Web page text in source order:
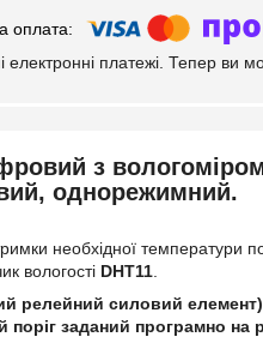
електронні платежі. Тепер ви
з
однорежимний.
необхідної температури
вологості DHT11
релейний силовий
заданий програмно на